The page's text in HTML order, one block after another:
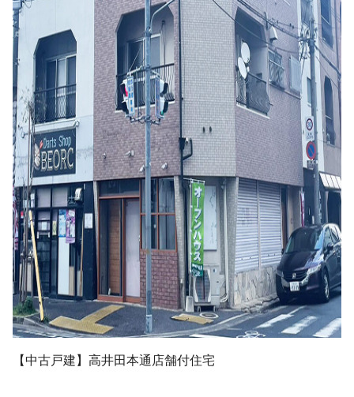
【中古戸建】高井田本通店舗付住宅